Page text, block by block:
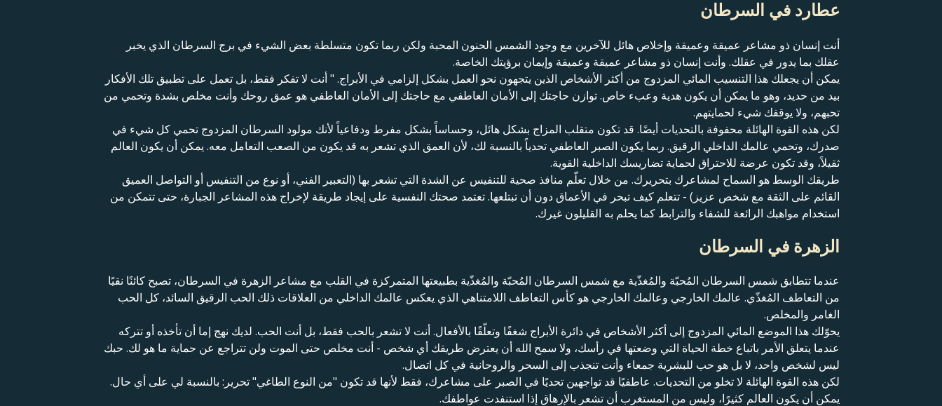
عطارد في السرطان
أنت إنسان ذو مشاعر عميقة وعميقة وإخلاص هائل للآخرين مع وجود الشمس الحنون المحبة ولكن ربما تكون متسلطة بعض الشيء في برج السرطان الذي يخبر
عقلك بما يدور في عقلك. وأنت إنسان ذو مشاعر عميقة وعميقة وإيمان برؤيتك الخاصة.
يمكن أن يجعلك هذا التنسيب المائي المزدوج من أكثر الأشخاص الذين يتجهون نحو العمل بشكل إلزامي في الأبراج. " أنت لا تفكر فقط، بل تعمل على تطبيق تلك الأفكار
بيد من حديد، وهو ما يمكن أن يكون هدية وعبء خاص. توازن حاجتك إلى الأمان العاطفي مع حاجتك إلى الأمان العاطفي هو عمق روحك وأنت مخلص بشدة وتحمي من
تحبهم، ولا يوقفك شيء لحمايتهم.
لكن هذه القوة الهائلة محفوفة بالتحديات أيضًا. قد تكون متقلب المزاج بشكل هائل، وحساساً بشكل مفرط ودفاعياً لأنك مولود السرطان المزدوج تحمي كل شيء في
صدرك، وتحمي عالمك الداخلي الرقيق. ربما يكون الصبر العاطفي تحدياً بالنسبة لك، لأن العمق الذي تشعر به قد يكون من الصعب التعامل معه. يمكن أن يكون العالم
ثقيلاً، وقد تكون عرضة للاحتراق لحماية تضاريسك الداخلية القوية.
طريقك الوسط هو السماح لمشاعرك بتحريرك. من خلال تعلّم منافذ صحية للتنفيس عن الشدة التي تشعر بها (التعبير الفني، أو نوع من التنفيس أو التواصل العميق
القائم على الثقة مع شخص عزيز) - تتعلم كيف تبحر في الأعماق دون أن تبتلعها. تعتمد صحتك النفسية على إيجاد طريقة لإخراج هذه المشاعر الجبارة، حتى تتمكن من
استخدام مواهبك الرائعة للشفاء والترابط كما يحلم به القليلون غيرك.
الزهرة في السرطان
عندما تتطابق شمس السرطان المُحبّة والمُغذّية مع شمس السرطان المُحبّة والمُغذّية بطبيعتها المتمركزة في القلب مع مشاعر الزهرة في السرطان، تصبح كائنًا نقيًا
من التعاطف المُغذّي. عالمك الخارجي وعالمك الخارجي هو كأس التعاطف اللامتناهي الذي يعكس عالمك الداخلي من العلاقات ذلك الحب الرقيق السائد، كل الحب
الغامر والمخلص.
يحوّلك هذا الموضع المائي المزدوج إلى أكثر الأشخاص في دائرة الأبراج شغفًا وتعلّقًا بالأفعال. أنت لا تشعر بالحب فقط، بل أنت الحب. لديك نهج إما أن تأخذه أو تتركه
عندما يتعلق الأمر باتباع خطة الحياة التي وضعتها في رأسك، ولا سمح الله أن يعترض طريقك أي شخص - أنت مخلص حتى الموت ولن تتراجع عن حماية ما هو لك. حبك
ليس لشخص واحد، لا بل هو حب للبشرية جمعاء وأنت تنجذب إلى السحر والروحانية في كل اتصال.
لكن هذه القوة الهائلة لا تخلو من التحديات. عاطفيًا قد تواجهين تحديًا في الصبر على مشاعرك، فقط لأنها قد تكون "من النوع الطاغي" تحرير: بالنسبة لي على أي حال.
يمكن أن يكون العالم كثيرًا، وليس من المستغرب أن تشعر بالإرهاق إذا استنفدت عواطفك.